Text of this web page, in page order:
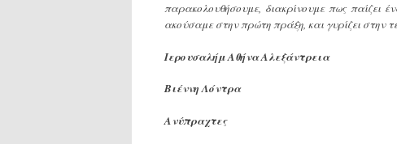
παρακολουθήσουμε, διακρίνουμε πως παίζει
ακούσαμε στην πρώτη πράξη, και γυρίζει
Ιερουσαλήμ Αθήνα Αλεξάντρεια
Βιέννη Λόντρα
Ανύπραχτες